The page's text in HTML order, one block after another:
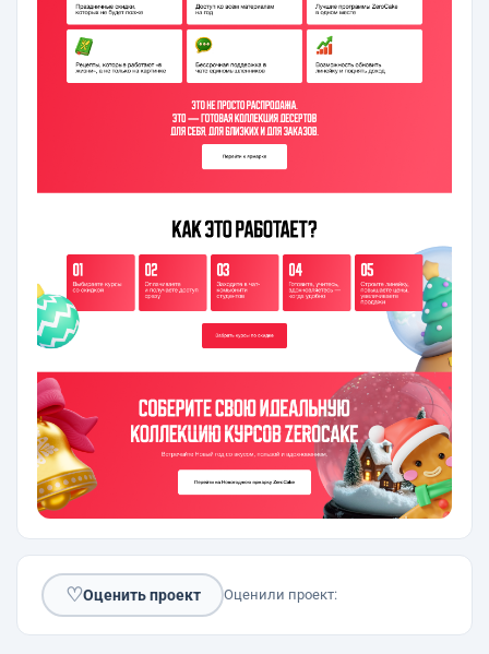
♡Оценить проект Оценили проект: